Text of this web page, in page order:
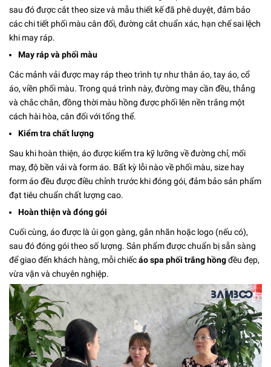
sau đó được cắt theo size và mẫu thiết kế đã phê duyệt, đảm bảo
các chi tiết phối màu cân đối, đường cắt chuẩn xác, hạn chế sai lệch
khi may ráp.
May ráp và phối màu
Các mảnh vải được may ráp theo trình tự như thân áo, tay áo, cổ
áo, viền phối màu. Trong quá trình này, đường may cần đều, thẳng
và chắc chắn, đồng thời màu hồng được phối lên nền trắng một
cách hài hòa, cân đối với tổng thể.
Kiểm tra chất lượng
Sau khi hoàn thiện, áo được kiểm tra kỹ lưỡng về đường chỉ, mối
may, độ bền vải và form áo. Bất kỳ lỗi nào về phối màu, size hay
form áo đều được điều chỉnh trước khi đóng gói, đảm bảo sản phẩm
đạt tiêu chuẩn chất lượng cao.
Hoàn thiện và đóng gói
Cuối cùng, áo được là ủi gọn gàng, gắn nhãn hoặc logo (nếu có),
sau đó đóng gói theo số lượng. Sản phẩm được chuẩn bị sẵn sàng
để giao đến khách hàng, mỗi chiếcáo spa phối trắng hồngđều đẹp,
vừa vặn và chuyên nghiệp.